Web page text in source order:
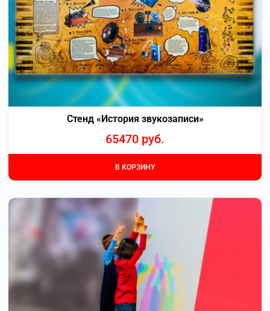
Стенд «История звукозаписи»
65470 руб.
В КОРЗИНУ